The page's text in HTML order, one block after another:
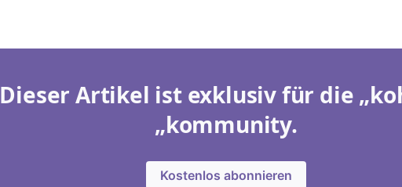
Dieser Artikel ist exklusiv für die
„kommunity.
Kostenlos abonnieren